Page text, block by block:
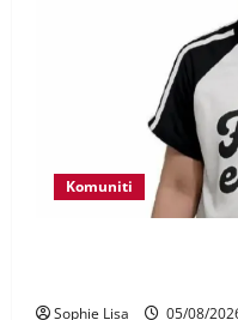
Komuniti
Sophie Lisa 05/08/